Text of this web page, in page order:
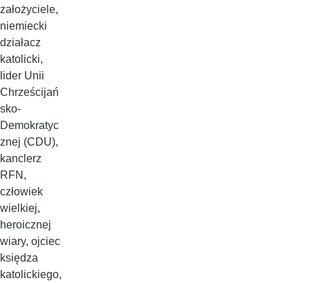
założyciele,
niemiecki
działacz
katolicki,
lider Unii
Chrześcijań
sko-
Demokratyc
znej (CDU),
kanclerz
RFN,
człowiek
wielkiej,
heroicznej
wiary, ojciec
księdza
katolickiego,